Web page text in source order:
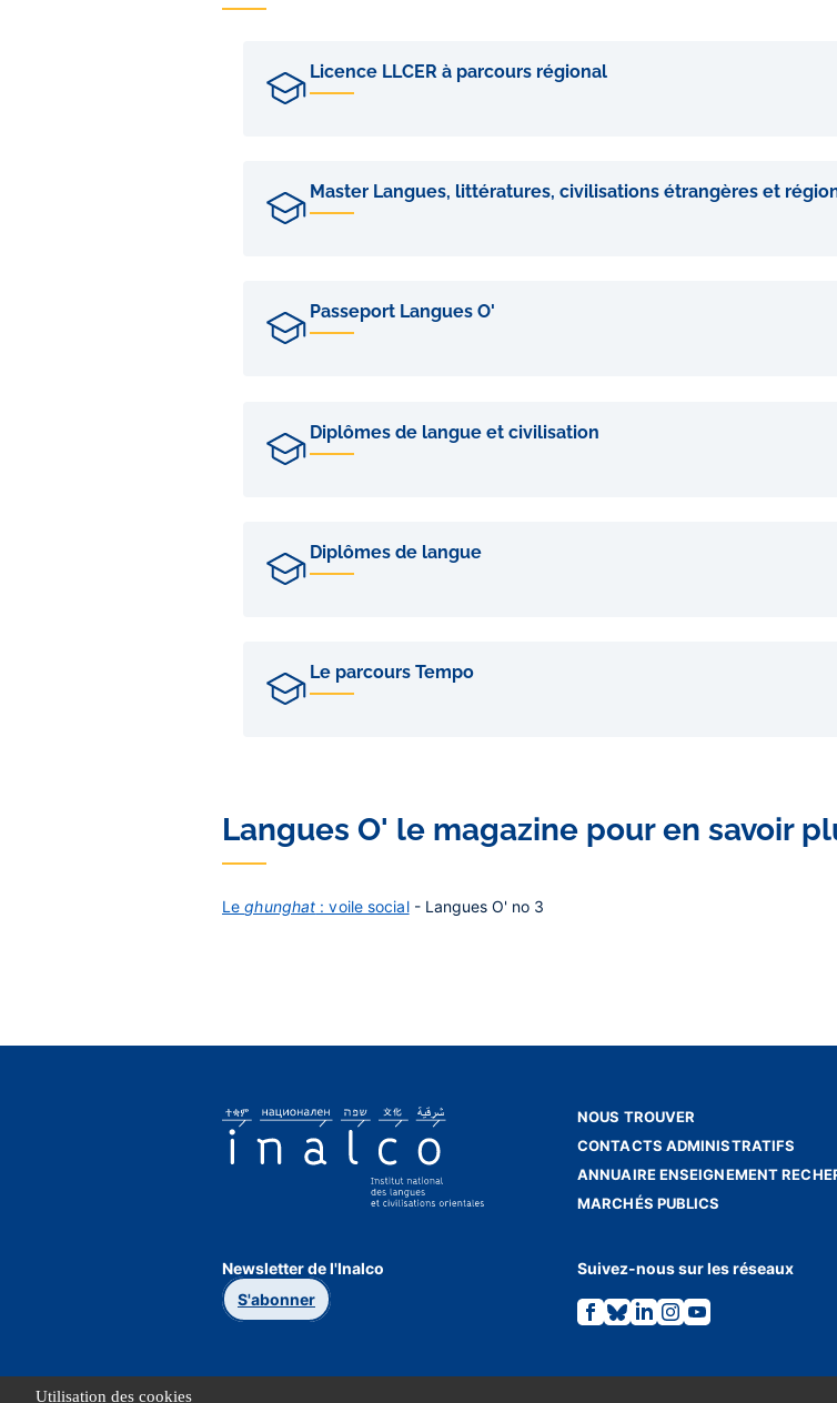
Utilisation des cookies
Licence LLCER à parcours régional
Master Langues, littératures, civilisations étrangères et
Passeport Langues O'
Diplômes de langue et civilisation
Diplômes de langue
Le parcours Tempo
Langues O' le magazine pour en savoir
Leghunghat : voile social- Langues O' no 3
NOUS TROUVER
CONTACTS ADMINISTRATIFS
ANNUAIRE ENSEIGNEMENT
MARCHÉS PUBLICS
Newsletter de l'Inalco
S'abonner
Suivez-nous sur les réseaux
Lien
vers
Facebook.
Lien
vers
Bluesky.
Lien
vers
Linkedin.
Lien
vers
Instagram.
Lien
vers
Youtube.